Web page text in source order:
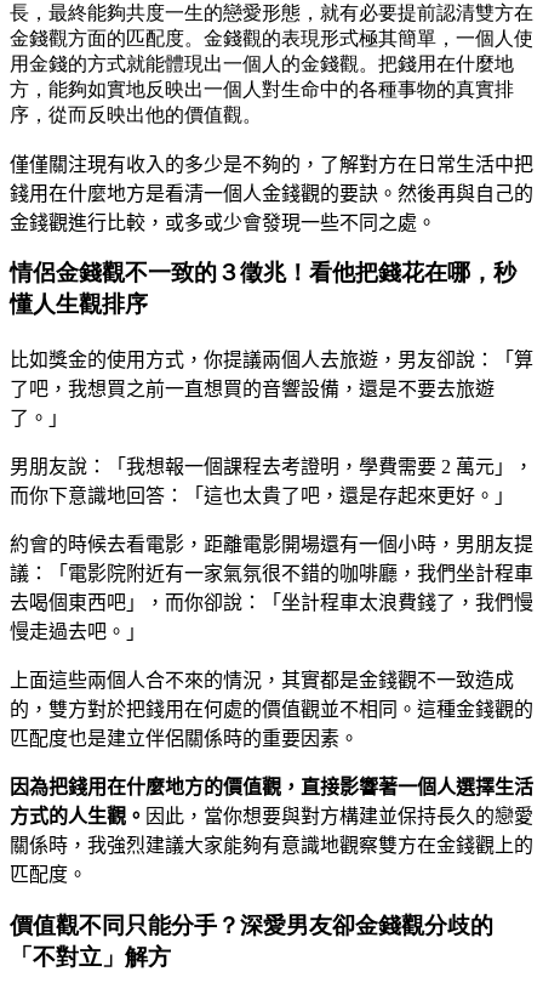
長，最終能夠共度一生的戀愛形態，就有必要提前認清雙方在
金錢觀方面的匹配度。金錢觀的表現形式極其簡單，一個人使
用金錢的方式就能體現出一個人的金錢觀。把錢用在什麼地
方，能夠如實地反映出一個人對生命中的各種事物的真實排
序，從而反映出他的價值觀。
僅僅關注現有收入的多少是不夠的，了解對方在日常生活中把
錢用在什麼地方是看清一個人金錢觀的要訣。 然後再與自己的
金錢觀進行比較，或多或少會發現一些不同之處。
情侶金錢觀不一致的３徵兆！看他把錢花在哪，秒
懂人生觀排序
比如獎金的使用方式，你提議兩個人去旅遊，男友卻說：「算
了吧，我想買之前一直想買的音響設備，還是不要去旅遊
了。」
男朋友說：「我想報一個課程去考證明，學費需要 2 萬元」，
而你下意識地回答：「這也太貴了吧，還是存起來更好。」
約會的時候去看電影，距離電影開場還有一個小時，男朋友提
議：「電影院附近有一家氣氛很不錯的咖啡廳，我們坐計程車
去喝個東西吧」，而你卻說：「坐計程車太浪費錢了，我們慢
慢走過去吧。」
上面這些兩個人合不來的情況，其實都是金錢觀不一致造成
的，雙方對於把錢用在何處的價值觀並不相同。 這種金錢觀的
匹配度也是建立伴侶關係時的重要因素。
因為把錢用在什麼地方的價值觀，直接影響著一個人選擇生活
方式的人生觀。 因此，當你想要與對方構建並保持長久的戀愛
關係時，我強烈建議大家能夠有意識地觀察雙方在金錢觀上的
匹配度。
價值觀不同只能分手？深愛男友卻金錢觀分歧的
「不對立」解方